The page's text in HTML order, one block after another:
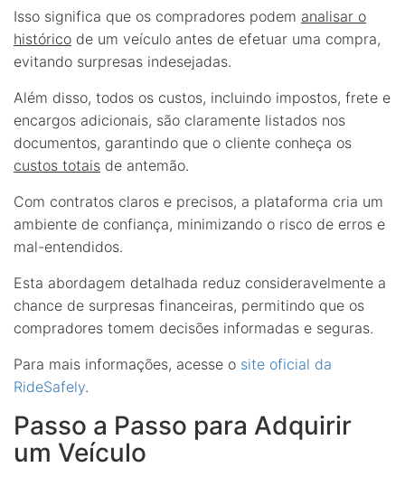
Isso significa que os compradores podem analisar o
histórico de um veículo antes de efetuar uma compra,
evitando surpresas indesejadas.
Além disso, todos os custos, incluindo impostos, frete e
encargos adicionais, são claramente listados nos
documentos, garantindo que o cliente conheça os
custos totais de antemão.
Com contratos claros e precisos, a plataforma cria um
ambiente de confiança, minimizando o risco de erros e
mal-entendidos.
Esta abordagem detalhada reduz consideravelmente a
chance de surpresas financeiras, permitindo que os
compradores tomem decisões informadas e seguras.
Para mais informações, acesse o site oficial da
RideSafely.
Passo a Passo para Adquirir
um Veículo